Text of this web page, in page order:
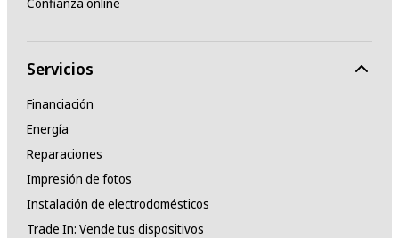
Servicios
Financiación
Energía
Reparaciones
Impresión de fotos
Instalación de electrodomésticos
Trade In: Vende tus dispositivos